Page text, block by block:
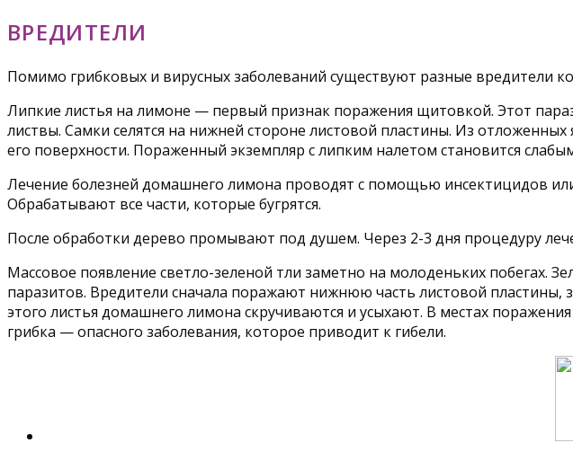
ВРЕДИТЕЛИ
Помимо грибковых и вирусных заболеваний существуют разные вредители
Липкие листья на лимоне — первый признак поражения щитовкой. Этот
листвы. Самки селятся на нижней стороне листовой пластины. Из
его поверхности. Пораженный экземпляр с липким налетом становится
Лечение болезней домашнего лимона проводят с помощью инсектицидов
Обрабатывают все части, которые бугрятся.
После обработки дерево промывают под душем. Через 2-3 дня процедуру
Массовое появление светло-зеленой тли заметно на молоденьких побегах.
паразитов. Вредители сначала поражают нижнюю часть листовой пластины,
этого листья домашнего лимона скручиваются и усыхают. В местах
грибка — опасного заболевания, которое приводит к гибели.